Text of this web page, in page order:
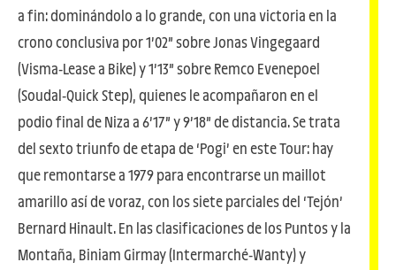
a fin: dominándolo a lo grande, con una victoria en la
crono conclusiva por 1’02” sobre Jonas Vingegaard
(Visma-Lease a Bike) y 1’13” sobre Remco Evenepoel
(Soudal-Quick Step), quienes le acompañaron en el
podio final de Niza a 6’17” y 9’18” de distancia. Se trata
del sexto triunfo de etapa de ‘Pogi’ en este Tour: hay
que remontarse a 1979 para encontrarse un maillot
amarillo así de voraz, con los siete parciales del ‘Tejón’
Bernard Hinault. En las clasificaciones de los Puntos y la
Montaña, Biniam Girmay (Intermarché-Wanty) y